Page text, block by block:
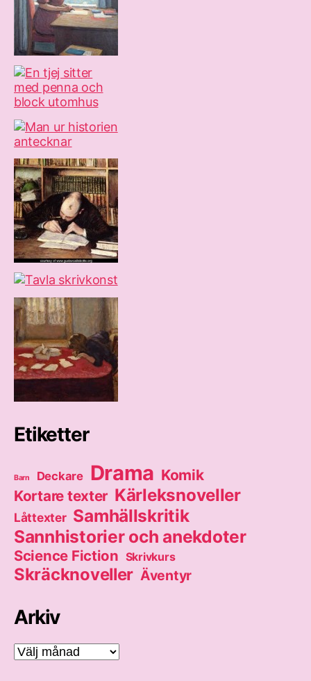
Etiketter
Barn Deckare Drama Komik
Kortare texter Kärleksnoveller
Låttexter Samhällskritik
Sannhistorier och anekdoter
Science Fiction Skrivkurs
Skräcknoveller Äventyr
Arkiv
Arkiv